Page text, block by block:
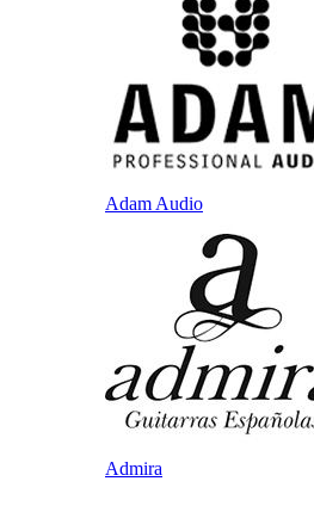
Adam Audio
Admira